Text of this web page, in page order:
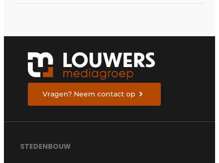
Vragen? Neem contact op
STEDENBOUW